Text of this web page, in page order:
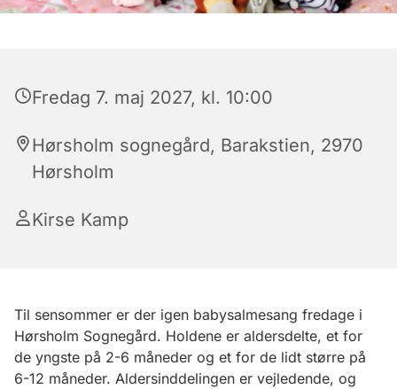
Fredag 7. maj 2027, kl. 10:00
Hørsholm sognegård, Barakstien, 2970
Hørsholm
Kirse Kamp
Til sensommer er der igen babysalmesang fredage i
Hørsholm Sognegård. Holdene er aldersdelte, et for
de yngste på 2-6 måneder og et for de lidt større på
6-12 måneder. Aldersinddelingen er vejledende, og